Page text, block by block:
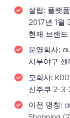
설립: 플랫
2017년 1월
현재 브랜
운영회사:
시부야구 센
모회사:
신주쿠 2-3-
이전 명칭: